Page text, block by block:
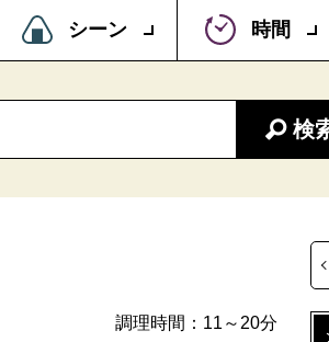
シーン 時間
検
調理時間：11～20分